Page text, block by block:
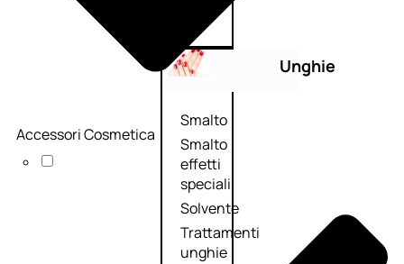
Unghie
Smalto
Smalto
effetti
speciali
Solvente
Trattamenti
unghie
Accessori Cosmetica